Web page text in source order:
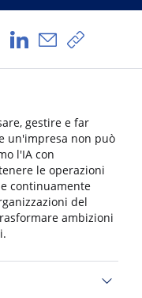
via Facebook
Condividi via X
Condividi via
Condividi via
Copia link
gestire e far
un'impresa non può
l'IA con
le operazioni
continuamente
del
ambizioni